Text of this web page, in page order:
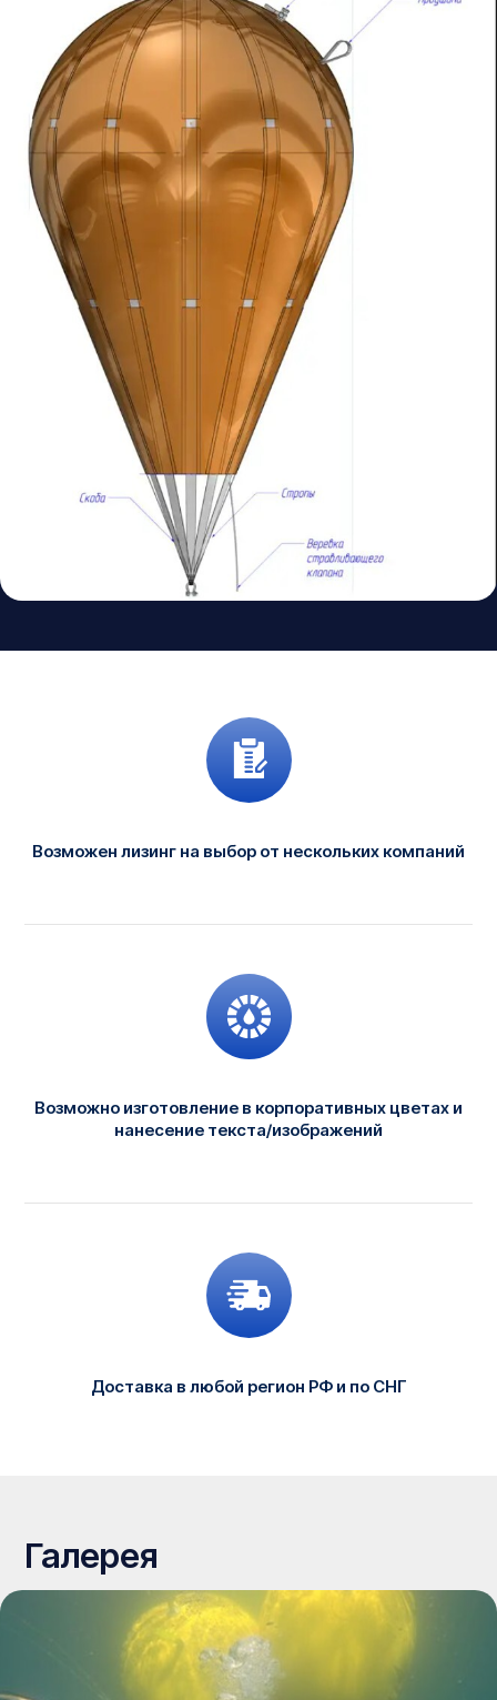
Возможен лизинг на выбор от нескольких компаний
Возможно изготовление в корпоративных цветах и
нанесение текста/изображений
Доставка в любой регион РФ и по СНГ
Галерея
Комплектация